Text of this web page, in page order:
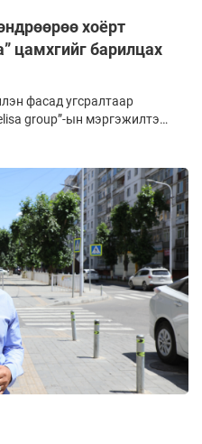
хоёрт
цамхгийг барилцах
фасад угсралтаар
group”-ын мэргэжилтэн
болох Малайзын 118
байгуулалтад оролцож,
оройд
мандуулсан нь саяхан.
ТИС-ийн Механик
хэрхэн олон улсын өндөр
зэрэгцэн барилгын
нь сонирхлоо.